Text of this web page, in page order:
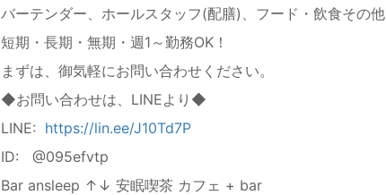
バーテンダー、ホールスタッフ(配膳)、フード・飲食その他
短期・長期・無期・週1～勤務OK！
まずは、御気軽にお問い合わせください。
◆お問い合わせは、LINEより◆
LINE: https://lin.ee/J10Td7P
ID: @095efvtp
Bar ansleep ↑↓ 安眠喫茶 カフェ + bar